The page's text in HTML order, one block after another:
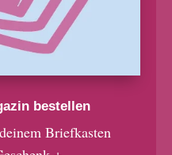
bestellen
Briefkasten